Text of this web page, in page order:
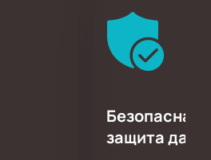
Безопасная
защита